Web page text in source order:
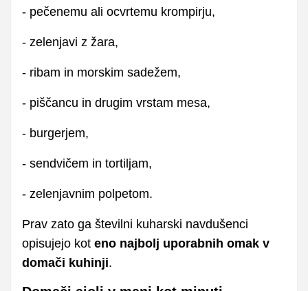
- pečenemu ali ocvrtemu krompirju,
- zelenjavi z žara,
- ribam in morskim sadežem,
- piščancu in drugim vrstam mesa,
- burgerjem,
- sendvičem in tortiljam,
- zelenjavnim polpetom.
Prav zato ga številni kuharski navdušenci
opisujejo kot eno najbolj uporabnih omak v
domači kuhinji.